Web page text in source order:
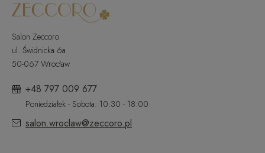
Salon Zeccoro
ul. Świdnicka 6a
50-067 Wrocław
+48 797 009 677
Poniedziałek - Sobota: 10:30 - 18:00
salon.wroclaw@zeccoro.pl